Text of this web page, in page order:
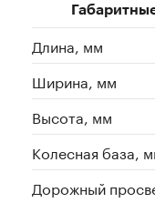
Длина, мм
Ширина, мм
Высота, мм
Колесная база,
Дорожный